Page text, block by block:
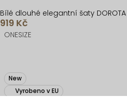
Bílé dlouhé elegantní šaty DOROTA
919 Kč
ONESIZE
New
Vyrobeno v EU